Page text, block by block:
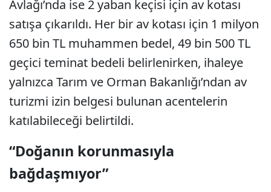
Avlağı’nda ise 2 yaban keçisi için av kotası
satışa çıkarıldı. Her bir av kotası için 1 milyon
650 bin TL muhammen bedel, 49 bin 500 TL
geçici teminat bedeli belirlenirken, ihaleye
yalnızca Tarım ve Orman Bakanlığı’ndan av
turizmi izin belgesi bulunan acentelerin
katılabileceği belirtildi.
“Doğanın korunmasıyla
bağdaşmıyor”